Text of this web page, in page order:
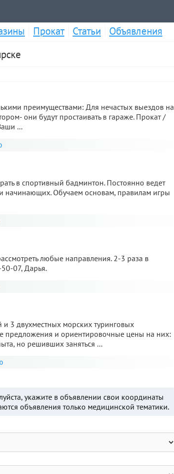
Прокат Статьи
Объявления
преимуществами: Для нечастых выездов на
они будут простаивать в гараже. Прокат /
...
в спортивный бадминтон. Постоянно ведет
начинающих. Обучаем основам, правилам игры
любые направления. 2-3 раза в
07, Дарья.
3 двухместных морских туринговых
предложения и ориентировочные цены на них:
но решивших заняться ...
укажите в объявлении свои координаты
объявления только медицинской тематики.